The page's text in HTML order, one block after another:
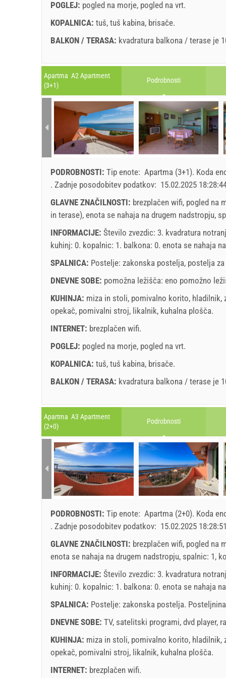
POGLEJ: pogled na morje, pogled na vrt.
KOPALNICA: tuš, tuš kabina, brisače.
BALKON / TERASA: kvadratura balkona / terase je
A1 Apartment (2+2) : Prices 2026 EUR
Št. Oseb
1 - 2
3
min. Prenočitev
prihod
Cena prikazana je za enoto za določeno število oseb
Ponudbe:
Obvezno:Prijava gostov (01.07. - 31.08): 10 EUR
(once - za_person)
Legenda: termini z red ozadjem so rezervirani
august 2026
SU MO TU WE TH FR SA
1
9
10 11 12 13 14
15
16
17 18 19 20 21
22
23
24 25 26 27 28
29
30
31
SU
13
20
27
november 2026
SU MO TU WE TH FR SA
4
16
22
23 24 25 26 27
28
29
30
SU
Polja označena z zvezdico (*) so obvezna!
Pravila in pogoji dobavitelja
spodaj in kliknite "Pošlji povpraševanje".
Apartma A2 Apartment
(3+1)
Podrobnosti
PODROBNOSTI: Tip enote: Apartma (3+1). Koda
. Zadnje posodobitev podatkov: 15.02.2025
GLAVNE ZNAČILNOSTI: brezplačen wifi, pogled na
in terase), enota se nahaja na drugem nadstropju,
INFORMACIJE: Število zvezdic: 3. kvadratura
kuhinj: 0. kopalnic: 1. balkona: 0. enota se nahaja
SPALNICA: Postelje: zakonska postelja, postelja
DNEVNE SOBE: pomožna ležišča: eno pomožno
KUHINJA: miza in stoli, pomivalno korito, hladilnik,
opekač, pomivalni stroj, likalnik, kuhalna plošča.
INTERNET: brezplačen wifi.
POGLEJ: pogled na morje, pogled na vrt.
KOPALNICA: tuš, tuš kabina, brisače.
BALKON / TERASA: kvadratura balkona / terase je
A2 Apartment (3+1) : Prices 2026 EUR
Št. Oseb
1 - 2
min. Prenočitev
prihod
Cena prikazana je za enoto za določeno število oseb
Ponudbe:
Obvezno:Prijava gostov (01.07. - 31.08): 10 EUR
(once - za_person)
Legenda: termini z red ozadjem so rezervirani
august 2026
SU MO TU WE TH FR SA
1
9
10 11 12 13 14
15
16
17 18 19 20 21
22
23
24 25 26 27 28
29
30
31
SU
13
20
27
november 2026
SU MO TU WE TH FR SA
1 2 3 4 5 6
7
15
16 17 18
SU
Polja označena z zvezdico (*) so obvezna!
Apartma A3 Apartment
(2+0)
Podrobnosti
PODROBNOSTI: Tip enote: Apartma (2+0). Koda
. Zadnje posodobitev podatkov: 15.02.2025 18:28:51
GLAVNE ZNAČILNOSTI: brezplačen wifi, pogled na
enota se nahaja na drugem nadstropju, spalnic: 1,
INFORMACIJE: Število zvezdic: 3. kvadratura
kuhinj: 0. kopalnic: 1. balkona: 0. enota se nahaja
SPALNICA: Postelje: zakonska postelja.
DNEVNE SOBE: TV, satelitski programi, dvd player,
KUHINJA: miza in stoli, pomivalno korito, hladilnik,
opekač, pomivalni stroj, likalnik, kuhalna plošča.
INTERNET: brezplačen wifi.